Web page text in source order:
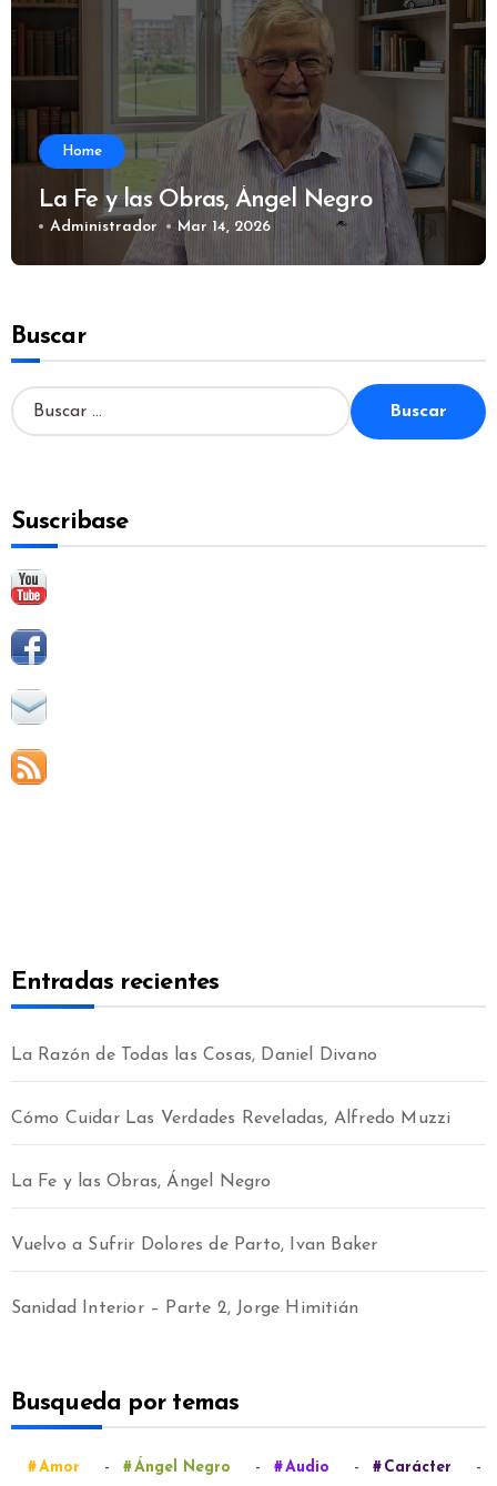
Home
La Fe y las Obras, Ángel Negro
Administrador Mar 14, 2026
Buscar
B
u
r
:
Suscribase
Entradas recientes
La Razón de Todas las Cosas, Daniel Divano
Cómo Cuidar Las Verdades Reveladas, Alfredo Muzzi
La Fe y las Obras, Ángel Negro
Vuelvo a Sufrir Dolores de Parto, Ivan Baker
Sanidad Interior – Parte 2, Jorge Himitián
Busqueda por temas
Amor - Ángel Negro - Audio - Carácter -